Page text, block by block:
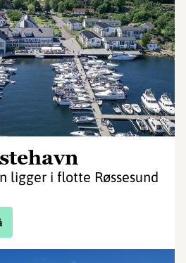
ligger i flotte Røssesund